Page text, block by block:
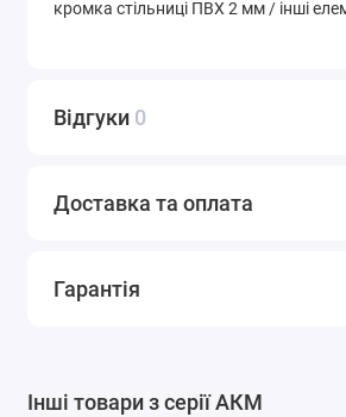
кромка стільниці ПВХ 2 мм / інші
Відгуки 0
Доставка та оплата
Гарантія
Інші товари з серії АКМ